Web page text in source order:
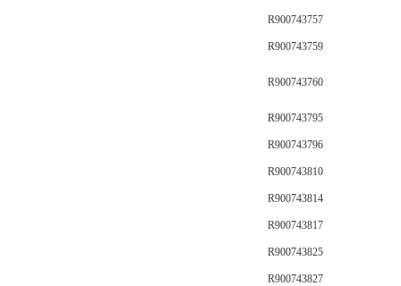
R900743757
R900743759
R900743760
R900743795
R900743796
R900743810
R900743814
R900743817
R900743825
R900743827